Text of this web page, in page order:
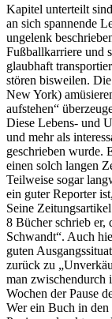
Kapitel unterteilt
an sich spannende
ungelenk
Fußballkarriere und
glaubhaft
stören bisweilen.
New York)
aufstehen“
Diese Lebens- und
und mehr als
geschrieben wurde.
einen solch langen
Teilweise sogar
ein guter Reporter
Seine
8 Bücher schrieb er,
Schwandt“. Auch
guten
zurück zu
man zwischendurch
Wochen der Pause
Wer ein Buch in den